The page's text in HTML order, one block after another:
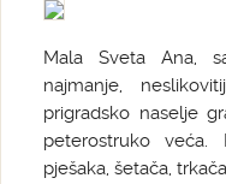
Mala Sveta Ana,
najmanje,
prigradsko naselje
peterostruko veća.
pješaka, šetača,